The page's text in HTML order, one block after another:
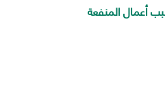
أعمال المنفعة